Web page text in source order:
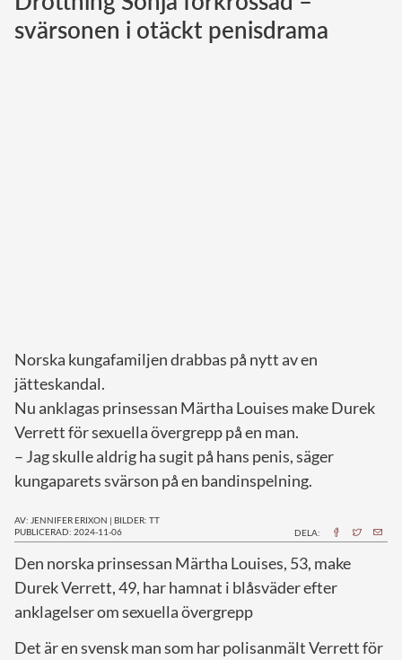
Norska kungahuset
svärsonen i otäckt penisdrama
Norska kungafamiljen drabbas på nytt av en
jätteskandal.
Nu anklagas prinsessan Märtha Louises make Durek
Verrett för sexuella övergrepp på en man.
– Jag skulle aldrig ha sugit på hans penis, säger
kungaparets svärson på en bandinspelning.
AV: JENNIFER ERIXON | BILDER: TT
PUBLICERAD: 2024-11-06
DELA:
Den norska prinsessan Märtha Louises, 53, make
Durek Verrett, 49, har hamnat i blåsväder efter
anklagelser om sexuella övergrepp
Det är en svensk man som har polisanmält Verrett för